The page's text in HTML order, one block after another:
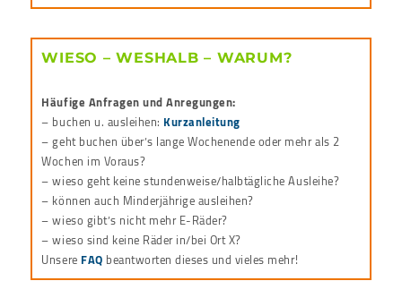
WIESO – WESHALB – WARUM?
Häufige Anfragen und Anregungen:
– buchen u. ausleihen: Kurzanleitung
– geht buchen über’s lange Wochenende oder mehr als 2
Wochen im Voraus?
– wieso geht keine stundenweise/halbtägliche Ausleihe?
– können auch Minderjährige ausleihen?
– wieso gibt’s nicht mehr E-Räder?
– wieso sind keine Räder in/bei Ort X?
Unsere FAQ beantworten dieses und vieles mehr!